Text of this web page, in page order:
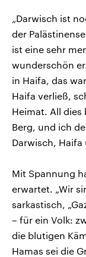
„Darwisch ist
der
ist eine sehr
wunderschön
in Haifa, das
Haifa verließ,
Heimat. All dies
Berg, und ich
Darwisch, Haifa
Mit Spannung
erwartet. „Wir
sarkastisch,
– für ein Volk:
die blutigen
Hamas sei die